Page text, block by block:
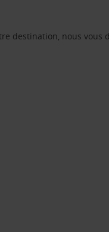
destination, nous vous